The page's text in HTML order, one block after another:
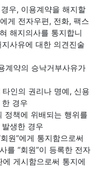
우, 이용계약을 해지할
게 전자우편, 전화, 팩스
해지의사를 통지합니
지사유에 대한 의견진술
계약의 승낙거부사유가
타인의 권리나 명예, 신용
경우
정책에 위배되는 행위를
생한 경우
원”에게 통지함으로써
를 “회원”이 등록한 전자
에 게시함으로써 통지에